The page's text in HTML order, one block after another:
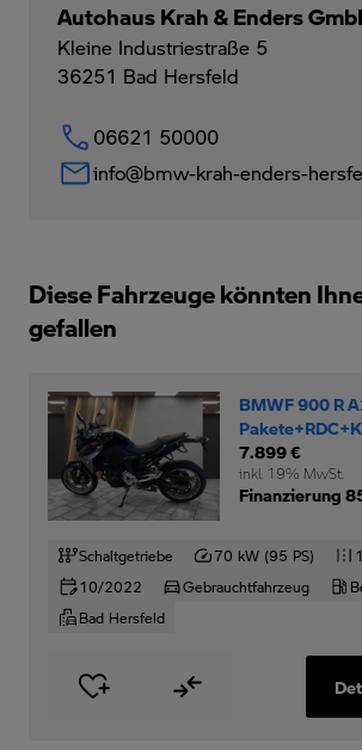
Autohaus Krah & Enders
Kleine Industriestraße 5
36251 Bad Hersfeld
06621 50000
info@bmw-krah-enders-
Diese Fahrzeuge könnten
gefallen
BMWF 900 R
7.899 €
inkl. 19% MwSt.
Finanzierung
Schaltgetriebe 70 kW (95 PS)
10/2022
Gebrauchtfahrzeug
Bad Hersfeld